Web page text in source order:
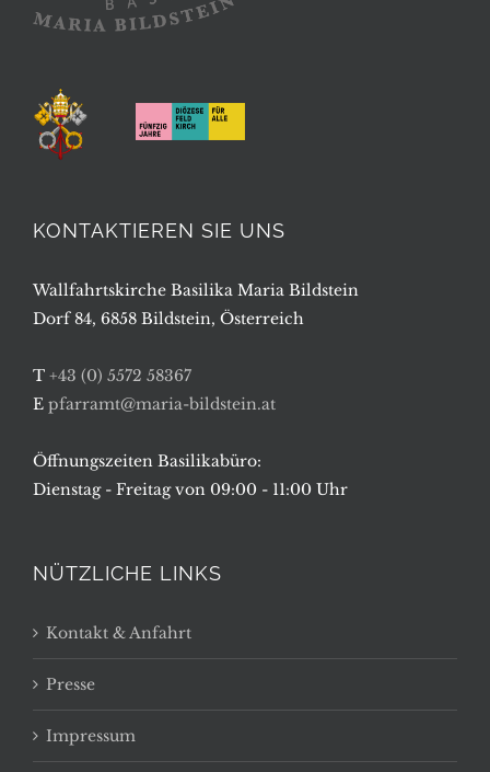
KONTAKTIEREN SIE UNS
Wallfahrtskirche Basilika Maria Bildstein
Dorf 84, 6858 Bildstein, Österreich
T +43 (0) 5572 58367
E pfarramt@maria-bildstein.at
Öffnungszeiten Basilikabüro:
Dienstag - Freitag von 09:00 - 11:00 Uhr
NÜTZLICHE LINKS
Kontakt & Anfahrt
Presse
Impressum